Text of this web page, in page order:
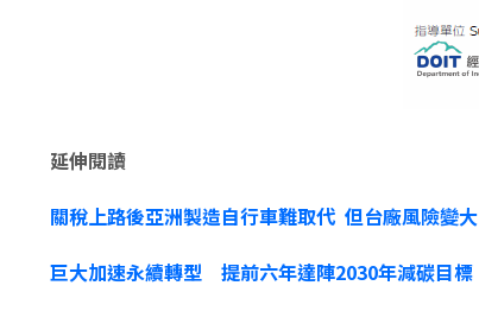
延伸閱讀
關稅上路後亞洲製造自行車難取代 但台廠風險變大
巨大加速永續轉型 提前六年達陣2030年減碳目標